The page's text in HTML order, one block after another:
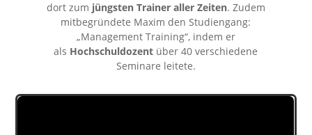
dort zum jüngsten Trainer aller Zeiten. Zudem
mitbegründete Maxim den Studiengang:
„Management Training“, indem er
als Hochschuldozent über 40 verschiedene
Seminare leitete.